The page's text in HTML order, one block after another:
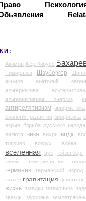
Акимов Аюр Кирусс
Тимирязев
Шаубергер
акимов анатолий
альтернатива
альтернативная энергия
антирелятивизм арифметика
биология развития биофизика
взрыв
борьба русского народа
валюта века вихри вода
топливо
воздух война
вселенная
вуз гейзенберг
гений электричества
германия
германский народ
гитлер гравитация двигатель
жизнь загадки загадочное
звезды
здоровье